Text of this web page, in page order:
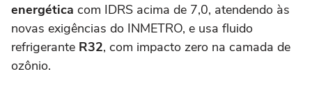
energética com IDRS acima de 7,0, atendendo às
novas exigências do INMETRO, e usa fluido
refrigerante R32, com impacto zero na camada de
ozônio.